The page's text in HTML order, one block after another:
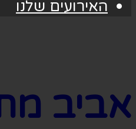
האירועים שלנו
אביב